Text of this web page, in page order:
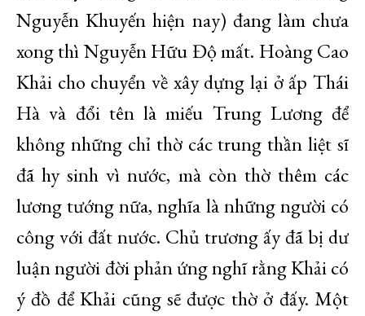
Nguyễn Khuyến hiện nay) đang làm chưa
xong thì Nguyễn Hữu Độ mất. Hoàng Cao
Khải cho chuyển về xây dựng lại ở ấp Thái
Hà và đổi tên là miếu Trung Lương để
không những chỉ thờ các trung thần liệt sĩ
đã hy sinh vì nước, mà còn thờ thêm các
lương tướng nữa, nghĩa là những người có
công với đất nước. Chủ trương ấy đã bị dư
luận người đời phản ứng nghĩ rằng Khải có
ý đồ để Khải cũng sẽ được thờ ở đấy. Một